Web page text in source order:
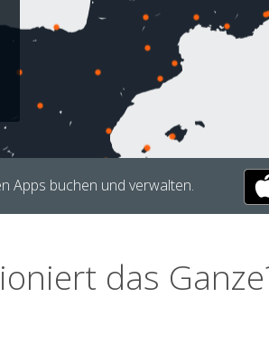
Apps buchen und verwalten.
das